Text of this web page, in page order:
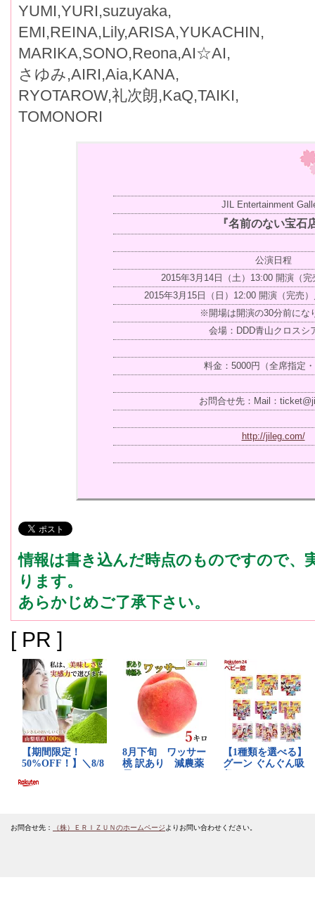
YUMI,YURI,suzuyaka,
EMI,REINA,Lily,ARISA,YUKACHIN,
MARIKA,SONO,Reona,AI☆AI,
さゆみ,AIRI,Aia,KANA,
RYOTAROW,礼次朗,KaQ,TAIKI,
TOMONORI
JIL Entertainment
『名前のない宝石
公演日程
2015年3月14日（土）13:00 開演（
2015年3月15日（日）12:00 開演（完売
※開場は開演の30分前にな
会場：DDD青山クロスシ
料金：5000円（全席指定
お問合せ先：Mail：
http://jileg.com/
情報は書き込んだ時点のものですので、
ります。
あらかじめご了承下さい。
[ PR ]
お問合せ先： （株）ＥＲＩＺＵＮのホームページよりお問い合わせください。